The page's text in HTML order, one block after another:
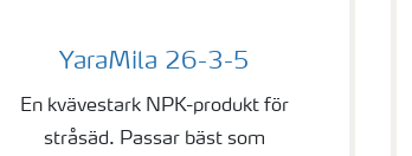
YaraMila 26-3-5
En kvävestark NPK-produkt för
stråsäd. Passar bäst som